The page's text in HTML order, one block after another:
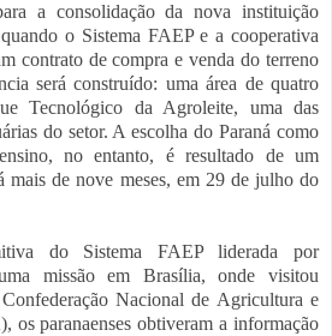
a consolidação da nova instituição
o Sistema FAEP e a cooperativa
contrato de compra e venda do terreno
será construído: uma área de quatro
Tecnológico da Agroleite, uma das
do setor. A escolha do Paraná como
no entanto, é resultado de um
mais de nove meses, em 29 de julho do
do Sistema FAEP liderada por
missão em Brasília, onde visitou
Nacional de Agricultura e
os paranaenses obtiveram a informação